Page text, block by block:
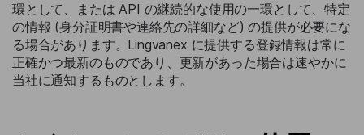
環として、または API の継続的な使用の一環として、特定
の情報 (身分証明書や連絡先の詳細など) の提供が必要にな
る場合があります。Lingvanex に提供する登録情報は常に
正確かつ最新のものであり、更新があった場合は速やかに
当社に通知するものとします。